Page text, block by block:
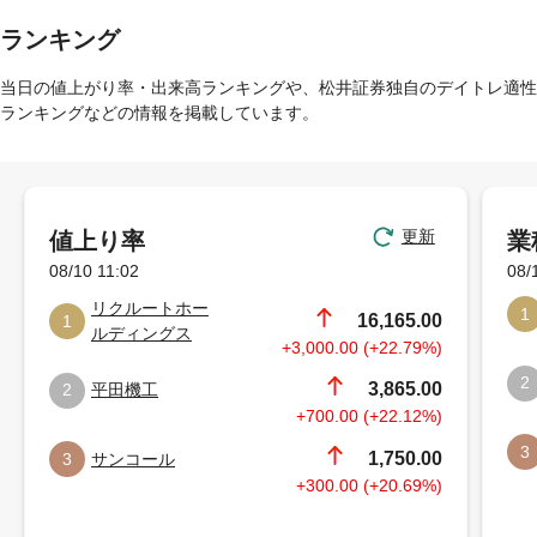
ランキング
当日の値上がり率・出来高ランキングや、松井証券独自のデイトレ適性
ランキングなどの情報を掲載しています。